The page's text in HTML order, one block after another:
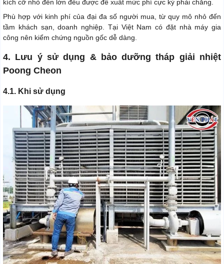
kích cỡ nhỏ đến lớn đều được đề xuất mức phí cực kỳ phải chăng.
Phù hợp với kinh phí của đại đa số người mua, từ quy mô nhỏ đến
tầm khách sạn, doanh nghiệp. Tại Việt Nam có đặt nhà máy gia
công nên kiểm chứng nguồn gốc dễ dàng.
4. Lưu ý sử dụng & bảo dưỡng tháp giải nhiệt
Poong Cheon
4.1. Khi sử dụng